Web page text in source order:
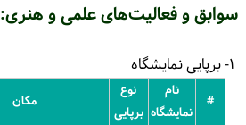
سوابق و فعالیت‌های علمی و هنری:
۱- برپایی نمایشگاه
#
نام
نمایشگاه
نوع
برپایی
مکان